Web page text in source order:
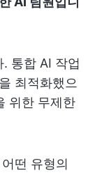
통합 AI 작업
최적화했으
위한 무제한
떤 유형의